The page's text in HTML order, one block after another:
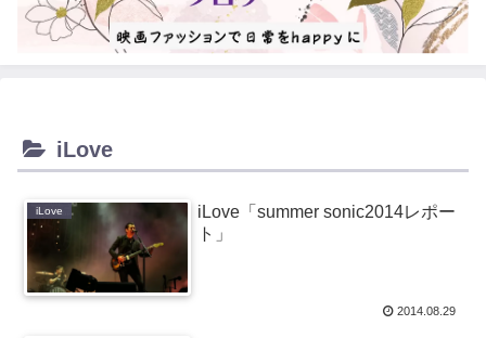
iLove
iLove
iLove「summer sonic2014レポー
ト」
2014.08.29